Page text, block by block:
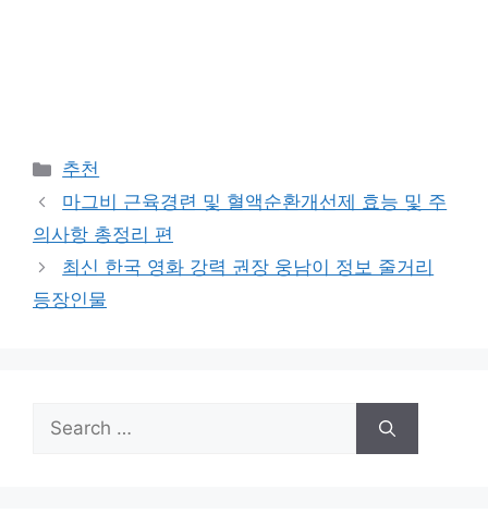
Categories
추천
마그비 근육경련 및 혈액순환개선제 효능 및 주
의사항 총정리 편
최신 한국 영화 강력 권장 웅남이 정보 줄거리
등장인물
Search
for: